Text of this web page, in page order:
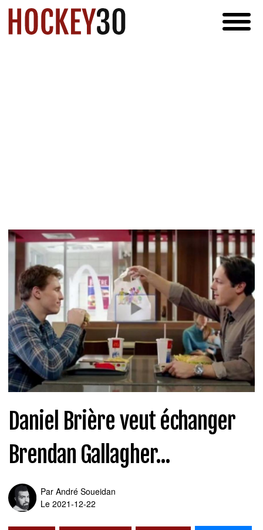
Daniel Brière veut échanger
Brendan Gallagher...
Par André Soueidan
Le 2021-12-22